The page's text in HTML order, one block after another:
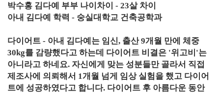
박수홍 김다예 부부 나이차이 - 23살 차이
아내 김다예 학력 - 숭실대학교 건축공학과
다이어트 - 아내 김다예는 임신, 출산 9개월 만에 체중
30kg를 감량했다고 하는데 다이어트 비결은 '위고비'는
아니라고 하네요. 자신에게 맞는 성분들만 골라서 직접
제조사에 의뢰해서 1개월 넘게 임상 실험을 했고 다이어
트에 성공하였다고 합니다. 다이어트 후 아름다운 동안